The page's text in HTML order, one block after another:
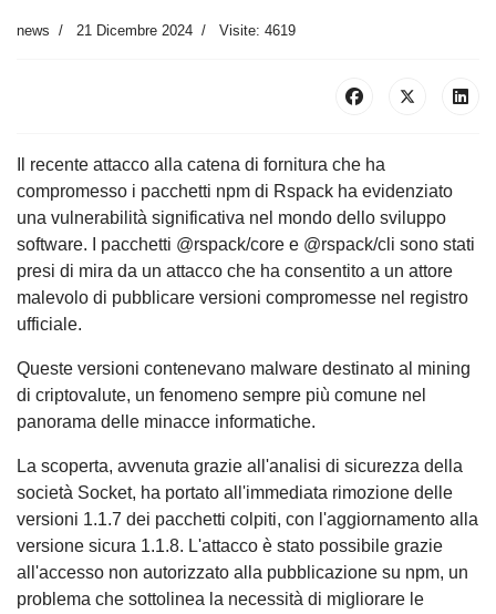
news 21 Dicembre 2024 Visite: 4619
Il recente attacco alla catena di fornitura che ha
compromesso i pacchetti npm di Rspack ha evidenziato
una vulnerabilità significativa nel mondo dello sviluppo
software. I pacchetti @rspack/core e @rspack/cli sono stati
presi di mira da un attacco che ha consentito a un attore
malevolo di pubblicare versioni compromesse nel registro
ufficiale.
Queste versioni contenevano malware destinato al mining
di criptovalute, un fenomeno sempre più comune nel
panorama delle minacce informatiche.
La scoperta, avvenuta grazie all'analisi di sicurezza della
società Socket, ha portato all'immediata rimozione delle
versioni 1.1.7 dei pacchetti colpiti, con l'aggiornamento alla
versione sicura 1.1.8. L'attacco è stato possibile grazie
all'accesso non autorizzato alla pubblicazione su npm, un
problema che sottolinea la necessità di migliorare le